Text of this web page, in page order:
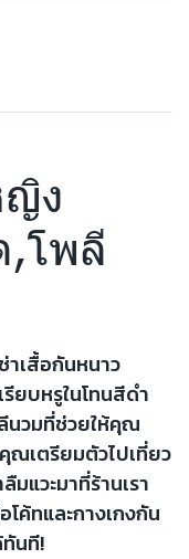
ง
,โพลี
เสื้อกันหนาว
ยบหรูในโทนสีดำ
นวมที่ช่วยให้คุณ
ณเตรียมตัวไปเที่ยว
แวะมาที่ร้านเรา
โค้ทและกางเกงกัน
นที!